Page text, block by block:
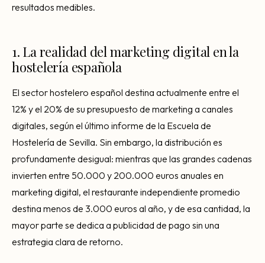
resultados medibles.
1. La realidad del marketing digital en la
hostelería española
El sector hostelero español destina actualmente entre el
12% y el 20% de su presupuesto de marketing a canales
digitales, según el último informe de la Escuela de
Hostelería de Sevilla. Sin embargo, la distribución es
profundamente desigual: mientras que las grandes cadenas
invierten entre 50.000 y 200.000 euros anuales en
marketing digital, el restaurante independiente promedio
destina menos de 3.000 euros al año, y de esa cantidad, la
mayor parte se dedica a publicidad de pago sin una
estrategia clara de retorno.